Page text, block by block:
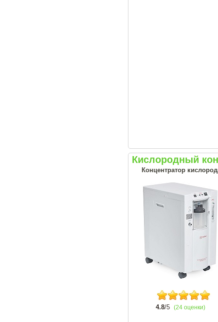
Кислородный
Концентратор
4.8/5 (24 оценки)